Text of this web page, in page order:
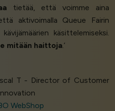
tietää, että voimme aina
aktivoimalla Queue Fairin
käsittelemiseksi.
mitään haittoja.’
T - Director of Customer
WebShop